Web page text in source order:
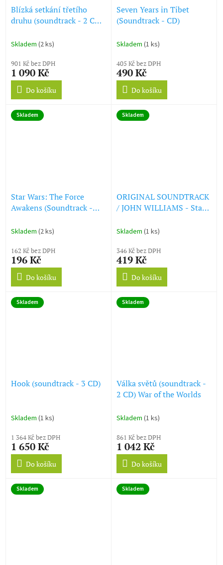
Blízká setkání třetího
druhu (soundtrack - 2 CD)
Third Kind
Skladem (2 ks)
901 Kč bez DPH
1 090 Kč
Do košíku
Seven Years in Tibet
(Soundtrack - CD)
Skladem (1 ks)
405 Kč bez DPH
490 Kč
Do košíku
Skladem
Star Wars: The Force
Awakens (Soundtrack -
Skladem (2 ks)
162 Kč bez DPH
196 Kč
Do košíku
Skladem
ORIGINAL SOUNDTRACK
/ JOHN WILLIAMS - Star
Last Jedi (CD)
Skladem (1 ks)
346 Kč bez DPH
419 Kč
Do košíku
Skladem
Hook (soundtrack - 3 CD)
Skladem (1 ks)
1 364 Kč bez DPH
1 650 Kč
Do košíku
Skladem
Válka světů (soundtrack -
2 CD) War of the Worlds
Skladem (1 ks)
861 Kč bez DPH
1 042 Kč
Do košíku
Skladem Skladem